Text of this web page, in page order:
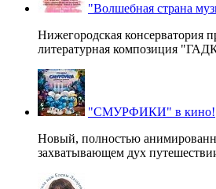
"Волшебная страна
Нижегородская консерватория
литературная композиция
"СМУРФИКИ" в кино!
Новый, полностью
захватывающем дух